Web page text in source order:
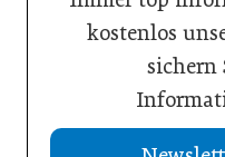
kostenlos
sichern